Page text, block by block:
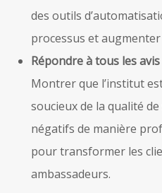
des outils
processus et augmenter
Répondre à tous les
Montrer que l’institut
soucieux de la qualité
négatifs de manière
pour transformer les
ambassadeurs.